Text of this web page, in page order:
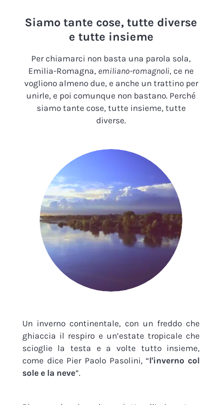
Siamo tante cose, tutte diverse
e tutte insieme
Per chiamarci non basta una parola sola,
Emilia-Romagna, emiliano-romagnoli, ce ne
vogliono almeno due, e anche un trattino per
unirle, e poi comunque non bastano. Perché
siamo tante cose, tutte insieme, tutte
diverse.
Un inverno continentale, con un freddo che
ghiaccia il respiro e un’estate tropicale che
scioglie la testa e a volte tutto insieme,
come dice Pier Paolo Pasolini, “l'inverno col
sole e la neve”.